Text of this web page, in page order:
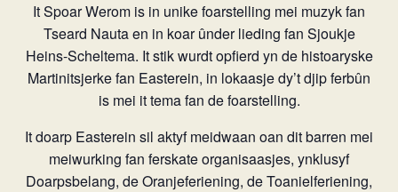
It Spoar Werom is in unike foarstelling mei muzyk fan
Tseard Nauta en in koar ûnder lieding fan Sjoukje
Heins-Scheltema. It stik wurdt opfierd yn de histoaryske
Martinitsjerke fan Easterein, in lokaasje dy’t djip ferbûn
is mei it tema fan de foarstelling.
It doarp Easterein sil aktyf meidwaan oan dit barren mei
meiwurking fan ferskate organisaasjes, ynklusyf
Doarpsbelang, de Oranjeferiening, de Toanielferiening,